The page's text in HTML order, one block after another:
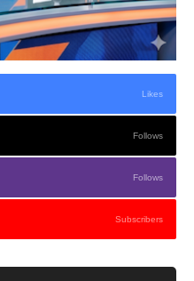
Likes
Follows
Follows
Subscribers